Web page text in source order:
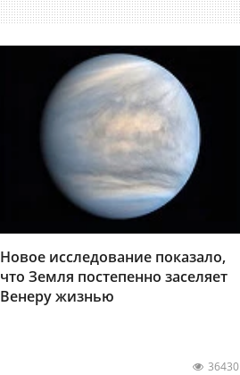
Новое исследование показало,
что Земля постепенно заселяет
Венеру жизнью
36430